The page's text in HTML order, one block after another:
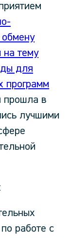
обмену
на тему
для
программ
прошла в
лучшими
работе с